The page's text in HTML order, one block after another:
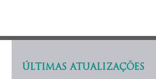
ÚLTIMAS ATUALIZAÇÕES